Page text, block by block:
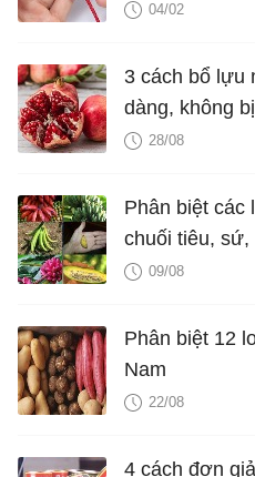
04/02
3 cách bổ lựu
dàng, không
28/08
Phân biệt các
chuối tiêu,
ngốp...
09/08
Phân biệt 12
Nam
22/08
4 cách đơn